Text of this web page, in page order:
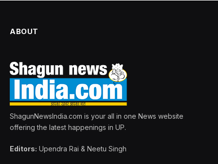
ABOUT
ShagunNewsIndia.com is your all in one News website
offering the latest happenings in UP.
Editors: Upendra Rai & Neetu Singh